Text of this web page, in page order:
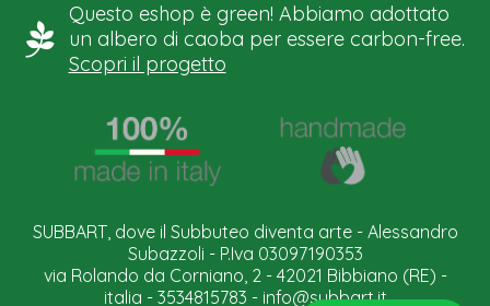
Questo eshop è green! Abbiamo adottato
un albero di caoba per essere carbon-free.
Scopri il progetto
SUBBART, dove il Subbuteo diventa arte - Alessandro
Subazzoli - P.Iva 03097190353
via Rolando da Corniano, 2 - 42021 Bibbiano (RE) -
italia - 3534815783 - info@subbart.it